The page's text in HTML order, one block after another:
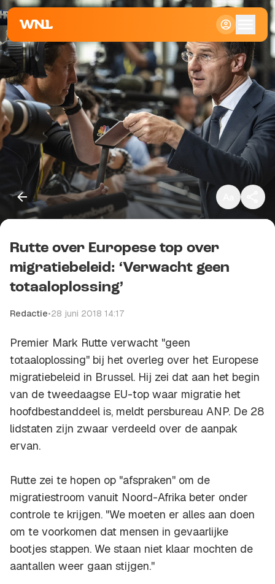
Klein
Standaard
Kopieer link
Rutte over Europese top over
migratiebeleid: ‘Verwacht geen
totaaloplossing’
Redactie•28 juni 2018 14:17
Premier Mark Rutte verwacht "geen
totaaloplossing'' bij het overleg over het Europese
migratiebeleid in Brussel. Hij zei dat aan het begin
van de tweedaagse EU-top waar migratie het
hoofdbestanddeel is, meldt persbureau ANP. De 28
lidstaten zijn zwaar verdeeld over de aanpak
ervan.
Rutte zei te hopen op "afspraken'' om de
migratiestroom vanuit Noord-Afrika beter onder
controle te krijgen. "We moeten er alles aan doen
om te voorkomen dat mensen in gevaarlijke
bootjes stappen. We staan niet klaar mochten de
aantallen weer gaan stijgen.''